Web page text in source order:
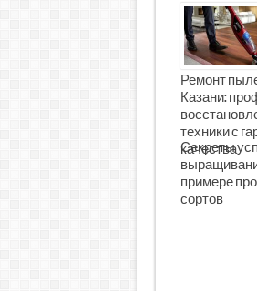
Ремонт
Казани:
техники с
качества
Секреты
примере
сортов